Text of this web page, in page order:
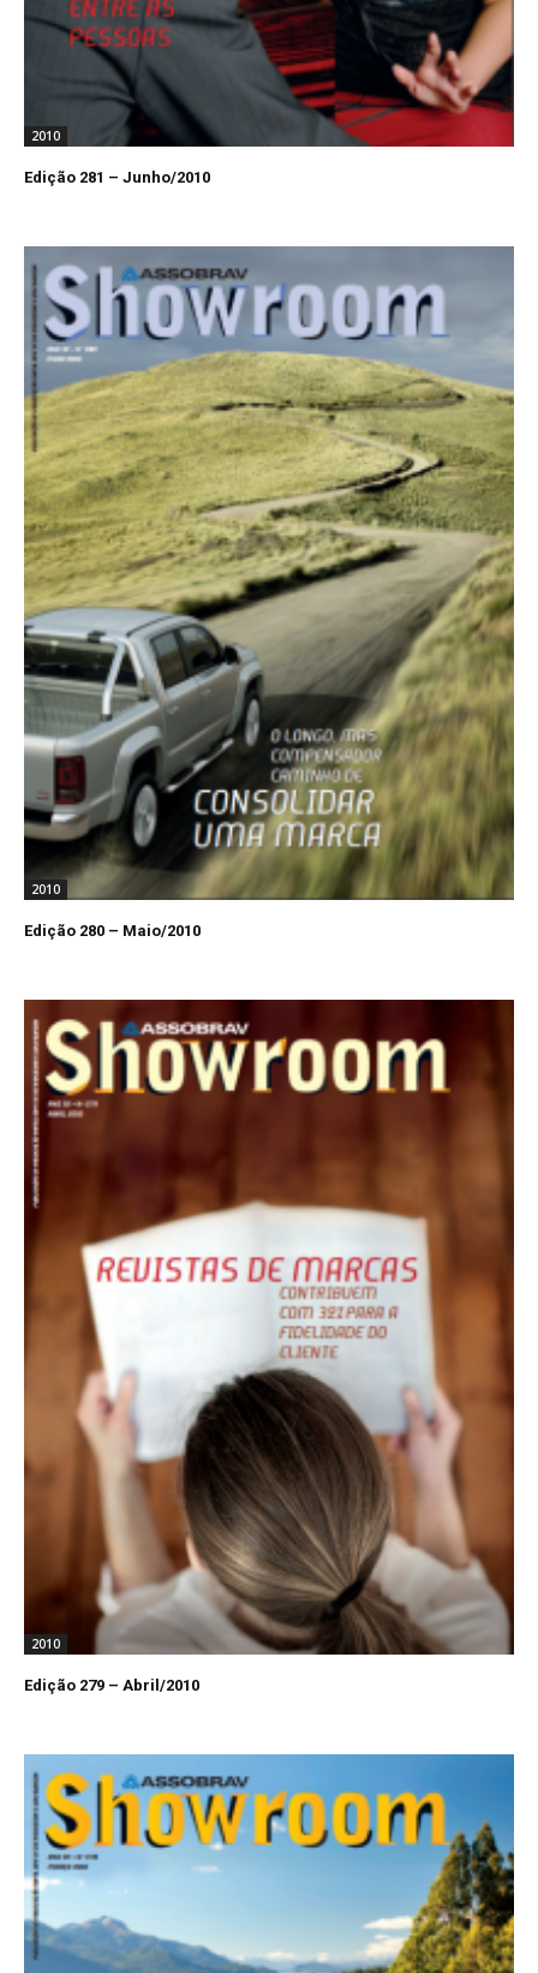
2010
Edição 281 – Junho/2010
2010
Edição 280 – Maio/2010
2010
Edição 279 – Abril/2010